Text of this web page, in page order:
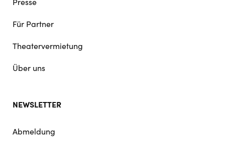
Für Partner
Theatervermietung
Über uns
NEWSLETTER
Abmeldung